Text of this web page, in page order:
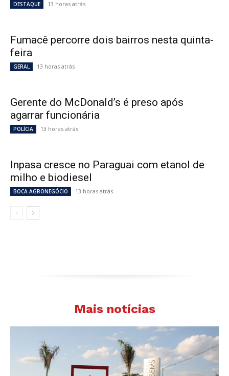
DESTAQUE 13 horas atrás
Fumacê percorre dois bairros nesta quinta-
feira
GERAL 13 horas atrás
Gerente do McDonald’s é preso após
agarrar funcionária
POLÍCIA 13 horas atrás
Inpasa cresce no Paraguai com etanol de
milho e biodiesel
BOCA AGRONEGÓCIO 13 horas atrás
Mais notícias